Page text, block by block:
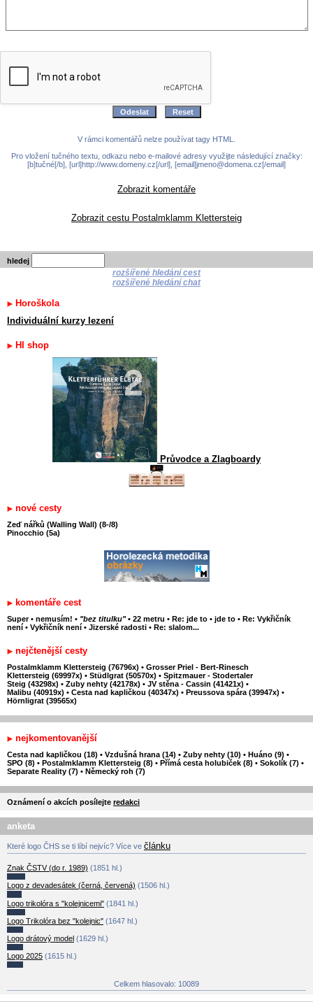
V rámci komentářů nelze používat tagy HTML.
Pro vložení tučného textu, odkazu nebo e-mailové adresy využijte následující značky:
[b]tučné[/b], [url]http://www.domeny.cz[/url], [email]jmeno@domena.cz[/email]
Zobrazit komentáře
Zobrazit cestu Postalmklamm Klettersteig
hledej
rozšířené hledání cest
rozšířené hledání chat
Horoškola
Individuální kurzy lezení
HI shop
Průvodce a Zlagboardy
nové cesty
Zeď nářků (Walling Wall) (8-/8)
Pinocchio (5a)
komentáře cest
Super • nemusím! • "bez titulku" • 22 metru • Re: jde to • jde to • Re: Vykřičník
není • Vykřičník není • Jizerské radosti • Re: slalom...
nejčtenější cesty
Postalmklamm Klettersteig (76796x) • Grosser Priel - Bert-Rinesch
Klettersteig (69997x) • Stüdlgrat (50570x) • Spitzmauer - Stodertaler
Steig (43298x) • Zuby nehty (42178x) • JV stěna - Cassin (41421x) •
Malibu (40919x) • Cesta nad kapličkou (40347x) • Preussova spára (39947x) •
Hörnligrat (39565x)
nejkomentovanější
Cesta nad kapličkou (18) • Vzdušná hrana (14) • Zuby nehty (10) • Huáno (9) •
SPO (8) • Postalmklamm Klettersteig (8) • Přímá cesta holubiček (8) • Sokolík (7) •
Separate Reality (7) • Německý roh (7)
Oznámení o akcích posílejte redakci
anketa
Které logo ČHS se ti líbí nejvíc? Více ve článku
Znak ČSTV (do r. 1989) (1851 hl.)
Logo z devadesátek (černá, červená) (1506 hl.)
Logo trikolóra s "kolejnicemi" (1841 hl.)
Logo Trikolóra bez "kolejnic" (1647 hl.)
Logo drátový model (1629 hl.)
Logo 2025 (1615 hl.)
Celkem hlasovalo: 10089